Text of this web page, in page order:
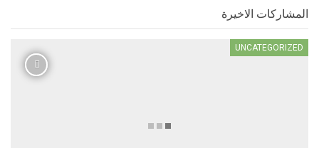
الاخيرة